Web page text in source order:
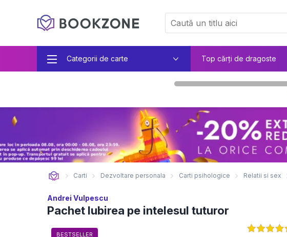
Categorii de carte Top cărți de dragoste
Carti Dezvoltare personala Carti psihologice Relatii si sex
Andrei Vulpescu
Pachet Iubirea pe intelesul tuturor
BESTSELLER